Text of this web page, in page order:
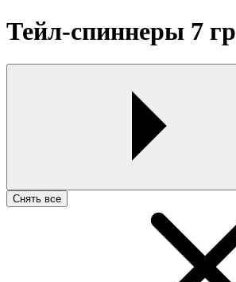
Тейл-спиннеры 7 гр
Снять все